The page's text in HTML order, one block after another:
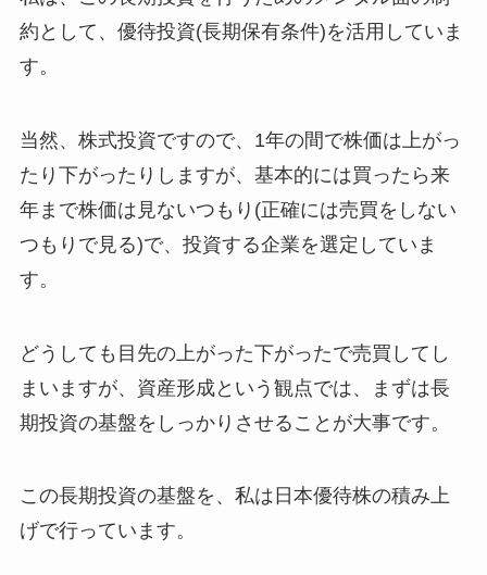
約として、優待投資(長期保有条件)を活用していま
す。
当然、株式投資ですので、1年の間で株価は上がっ
たり下がったりしますが、基本的には買ったら来
年まで株価は見ないつもり(正確には売買をしない
つもりで見る)で、投資する企業を選定していま
す。
どうしても目先の上がった下がったで売買してし
まいますが、資産形成という観点では、まずは長
期投資の基盤をしっかりさせることが大事です。
この長期投資の基盤を、私は日本優待株の積み上
げで行っています。